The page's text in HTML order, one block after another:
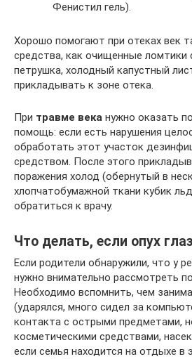
Фенистил гель).
Хорошо помогают при отеках век
средства, как очищенные ломтики
петрушка, холодный капустный
прикладывать к зоне отека.
При травме века нужно оказать
помощь: если есть нарушения
обработать этот участок
средством. После этого
поражения холод (обернутый в
хлопчатобумажной ткани кубик
обратиться к врачу.
Что делать, если опух
Если родители обнаружили, что у
нужно внимательно рассмотреть
Необходимо вспомнить, чем
(ударялся, много сидел за
контакта с острыми предметами,
косметическими средствами,
если семья находится на отдыхе в